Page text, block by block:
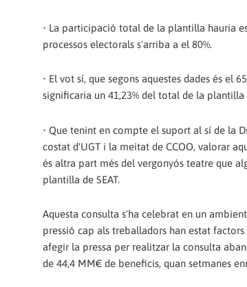
• La participació total de la plantilla hauria
processos electorals s'arriba a el 80%.
• El vot sí, que segons aquestes dades és el
significaria un 41,23% del total de la plantilla
• Que tenint en compte el suport al sí de la
costat d'UGT i la meitat de CCOO, valorar
és altra part més del vergonyós teatre que
plantilla de SEAT.
Aquesta consulta s'ha celebrat en un
pressió cap als treballadors han estat
afegir la pressa per realitzar la consulta
de 44,4 MM€ de beneficis, quan setmanes